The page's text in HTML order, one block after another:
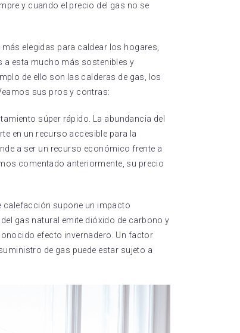
y cuando el precio del gas no se
elegidas para caldear los hogares,
a esta mucho más sostenibles y
de ello son las calderas de gas, los
sus pros y contras:
súper rápido. La abundancia del
en un recurso accesible para la
a ser un recurso económico frente a
comentado anteriormente, su precio
calefacción supone un impacto
gas natural emite dióxido de carbono y
efecto invernadero. Un factor
de gas puede estar sujeto a